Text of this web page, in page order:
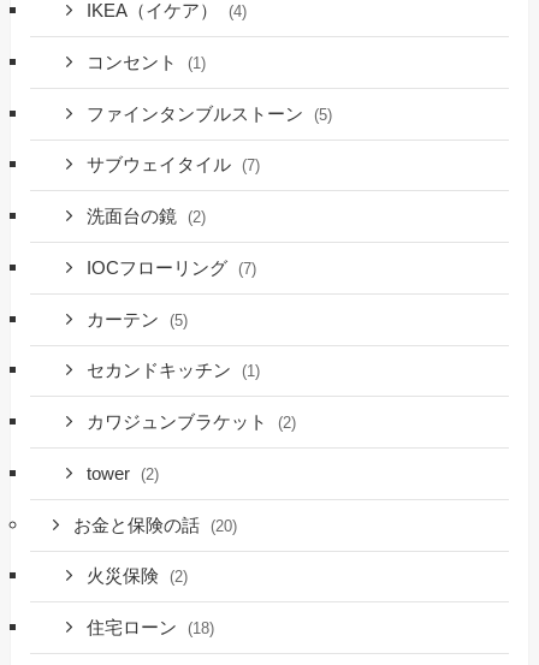
IKEA（イケア） (4)
コンセント (1)
ファインタンブルストーン (5)
サブウェイタイル (7)
洗面台の鏡 (2)
IOCフローリング (7)
カーテン (5)
セカンドキッチン (1)
カワジュンブラケット (2)
tower (2)
お金と保険の話 (20)
火災保険 (2)
住宅ローン (18)